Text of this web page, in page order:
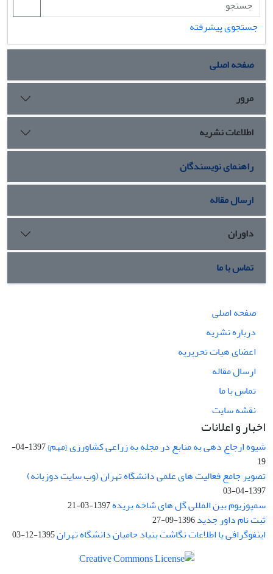
جستجوی پیشرفته
صفحه اصلی
مرور
اطلاعات نشریه
راهنمای نویسندگان
ارسال مقاله
داوران
تماس با ما
صفحه اصلی
درباره نشریه
اعضای هیات تحریریه
ارسال مقاله
تماس با ما
نقشه سایت
اخبار و اعلانات
شیوه ارجاع دهی به منابع در مجله به زراعی کشاورزی {مهم}
1397-04-
19
تصویر جامع فعالیت های علمی دانشگاه تهران (وب سایت دوزبانه)
1397-04-03
سمپوزیوم بین المللی گل های شاخه بریده1397-03-21
ثبت نام داور جدید1396-09-27
اینفوگرافی یا اطلاعات نگاشت بنیاد حامیان دانشگاه تهران1395-12-03